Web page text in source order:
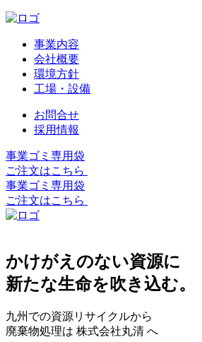
事業内容
会社概要
環境方針
工場・設備
お問合せ
採用情報
事業ゴミ専用袋
ご注文はこちら
事業ゴミ専用袋
ご注文はこちら
かけがえのない資源に
新たな生命を吹き込む。
九州での資源リサイクルから
廃棄物処理は 株式会社丸清 へ